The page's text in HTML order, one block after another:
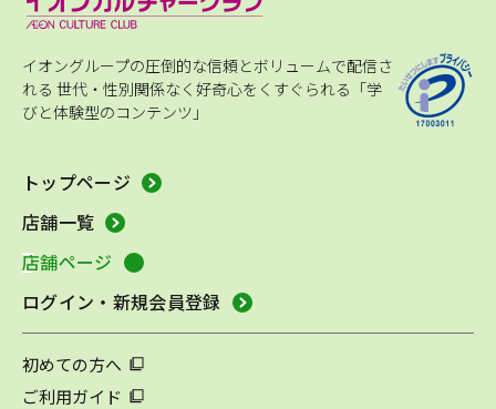
イオングループの圧倒的な信頼とボリュームで配信さ
れる 世代・性別関係なく好奇心をくすぐられる「学
びと体験型のコンテンツ」
トップページ
店舗一覧
店舗ページ
ログイン・新規会員登録
初めての方へ
ご利用ガイド